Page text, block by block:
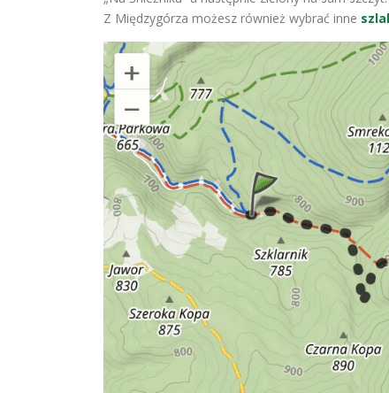
Z Międzygórza możesz również wybrać inne